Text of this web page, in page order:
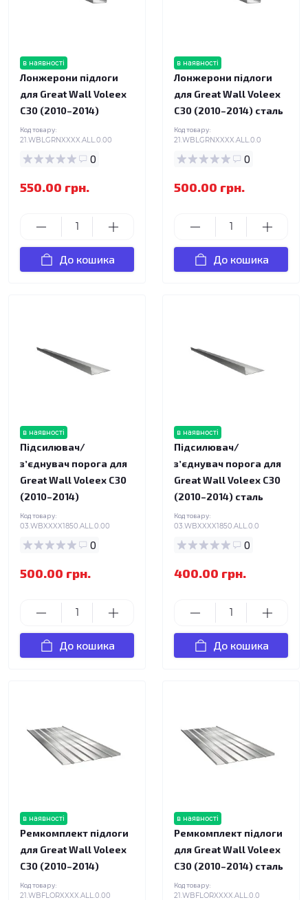
в наявності
Лонжерони підлоги
для Great Wall Voleex
C30 (2010–2014)
Код товару:
21.WBLGRNXXXX.ALL.0.00
0
550.00 грн.
До кошика
в наявності
Лонжерони підлоги
для Great Wall Voleex
C30 (2010–2014) сталь
Код товару:
21.WBLGRNXXXX.ALL.0.0
0
500.00 грн.
До кошика
в наявності
Підсилювач/
зʼєднувач порога для
Great Wall Voleex C30
(2010–2014)
Код товару:
03.WBXXXX1850.ALL.0.00
0
500.00 грн.
До кошика
в наявності
Підсилювач/
зʼєднувач порога для
Great Wall Voleex C30
(2010–2014) сталь
Код товару:
03.WBXXXX1850.ALL.0.0
0
400.00 грн.
До кошика
в наявності
Ремкомплект підлоги
для Great Wall Voleex
C30 (2010–2014)
Код товару:
21.WBFLORXXXX.ALL.0.00
в наявності
Ремкомплект підлоги
для Great Wall Voleex
C30 (2010–2014) сталь
Код товару:
21.WBFLORXXXX.ALL.0.0